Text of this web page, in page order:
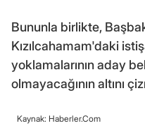
Bununla birlikte,
Kızılcahamam'daki
yoklamalarının aday
olmayacağının altını
Kaynak: Haberler.Com